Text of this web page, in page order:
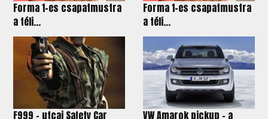
Forma 1-es csapatmustra
a téli...
Forma 1-es csapatmustra
a téli...
F999 - utcai Safety Car VW Amarok pickup - a